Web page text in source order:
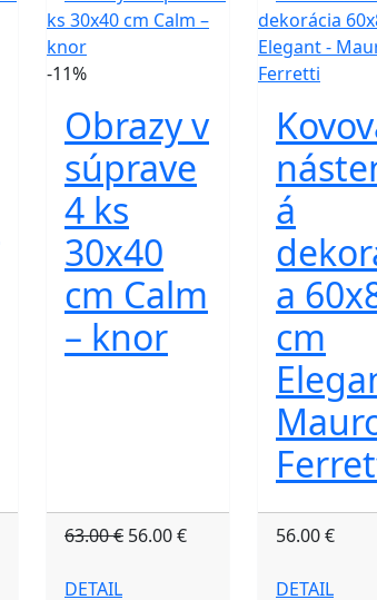
-11%
Obrazy v
súprave
4 ks
30x40
cm Calm
– knor
63.00 € 56.00 €
DETAIL
á
a
cm
56.00 €
DETAIL